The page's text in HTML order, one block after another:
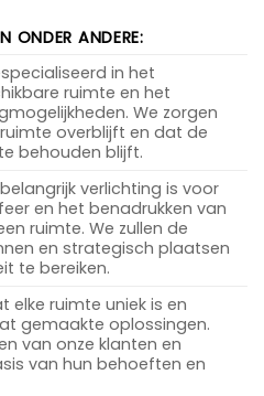
ONDER ANDERE:
in het
ruimte en het
We zorgen
overblijft en dat de
behouden blijft.
verlichting is voor
en het benadrukken van
ruimte. We zullen de
en strategisch plaatsen
te bereiken.
elke ruimte uniek is en
gemaakte oplossingen.
van onze klanten en
van hun behoeften en